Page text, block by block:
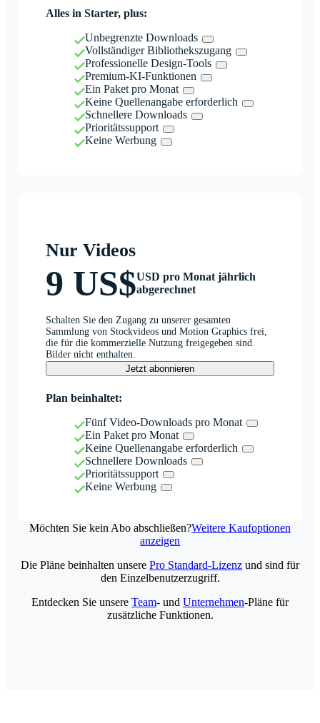
Alles in Starter, plus:
Unbegrenzte Downloads
Vollständiger Bibliothekszugang
Professionelle Design-Tools
Premium-KI-Funktionen
Ein Paket pro Monat
Keine Quellenangabe erforderlich
Schnellere Downloads
Prioritätssupport
Keine Werbung
Nur Videos
9 US$USD pro Monat jährlich
abgerechnet
Schalten Sie den Zugang zu unserer gesamten
Sammlung von Stockvideos und Motion Graphics frei,
die für die kommerzielle Nutzung freigegeben sind.
Bilder nicht enthalten.
Jetzt abonnieren
Plan beinhaltet:
Fünf Video-Downloads pro Monat
Ein Paket pro Monat
Keine Quellenangabe erforderlich
Schnellere Downloads
Prioritätssupport
Keine Werbung
Möchten Sie kein Abo abschließen?Weitere Kaufoptionen
anzeigen
Die Pläne beinhalten unsere Pro Standard-Lizenz und sind für
den Einzelbenutzerzugriff.
Entdecken Sie unsere Team- und Unternehmen-Pläne für
zusätzliche Funktionen.